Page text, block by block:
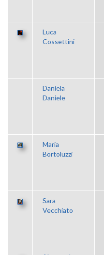
Luca
Cossettini
Daniela
Daniele
Maria
Bortoluzzi
Sara
Vecchiato